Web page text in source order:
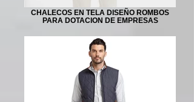
CHALECOS EN TELA DISEÑO ROMBOS
PARA DOTACION DE EMPRESAS